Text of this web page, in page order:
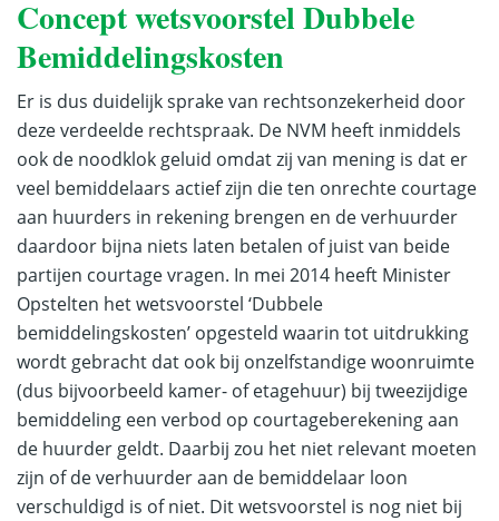
Concept wetsvoorstel Dubbele
Bemiddelingskosten
Er is dus duidelijk sprake van rechtsonzekerheid door
deze verdeelde rechtspraak. De NVM heeft inmiddels
ook de noodklok geluid omdat zij van mening is dat er
veel bemiddelaars actief zijn die ten onrechte courtage
aan huurders in rekening brengen en de verhuurder
daardoor bijna niets laten betalen of juist van beide
partijen courtage vragen. In mei 2014 heeft Minister
Opstelten het wetsvoorstel ‘Dubbele
bemiddelingskosten’ opgesteld waarin tot uitdrukking
wordt gebracht dat ook bij onzelfstandige woonruimte
(dus bijvoorbeeld kamer- of etagehuur) bij tweezijdige
bemiddeling een verbod op courtageberekening aan
de huurder geldt. Daarbij zou het niet relevant moeten
zijn of de verhuurder aan de bemiddelaar loon
verschuldigd is of niet. Dit wetsvoorstel is nog niet bij